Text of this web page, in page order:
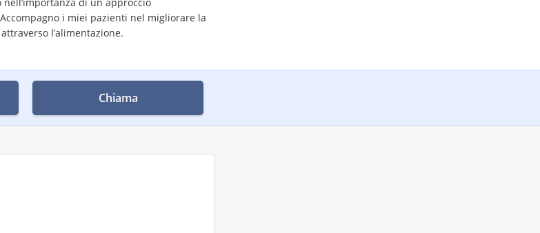
i miei pazienti nel migliorare la
l’alimentazione.
Chiama